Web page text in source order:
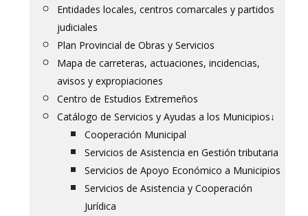
Entidades locales, centros comarcales y partidos
judiciales
Plan Provincial de Obras y Servicios
Mapa de carreteras, actuaciones, incidencias,
avisos y expropiaciones
Centro de Estudios Extremeños
Catálogo de Servicios y Ayudas a los Municipios↓
Cooperación Municipal
Servicios de Asistencia en Gestión tributaria
Servicios de Apoyo Económico a Municipios
Servicios de Asistencia y Cooperación
Jurídica